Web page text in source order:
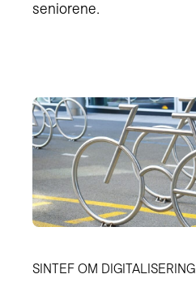
seniorene.
SINTEF OM DIGITALISERING